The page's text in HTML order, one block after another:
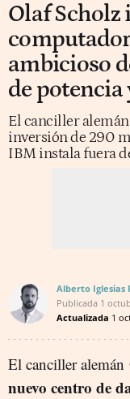
Olaf Scholz
ambicioso
de potencia
El canciller
inversión de 290
IBM instala fuera
Alberto Iglesias
Publicada 1
Actualizada 1
El canciller alemán
nuevo centro de